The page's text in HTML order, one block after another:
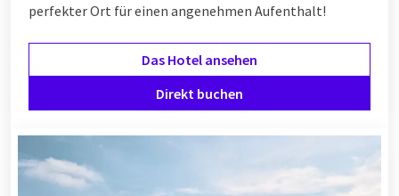
perfekter Ort für einen angenehmen Aufenthalt!
Das Hotel ansehen
Direkt buchen